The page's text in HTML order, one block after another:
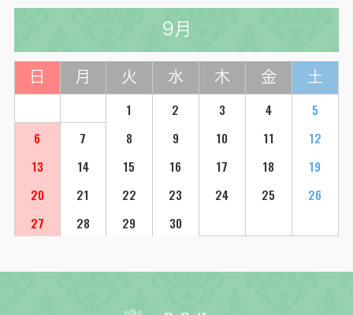
9月
日 月 火 水 木 金 土
1 2 3 4
5
6
7 8 9 10 11
12
13
14 15 16 17 18
19
20
21 22 23 24 25
26
27
28 29 30